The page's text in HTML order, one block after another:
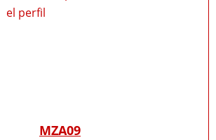
MZA09